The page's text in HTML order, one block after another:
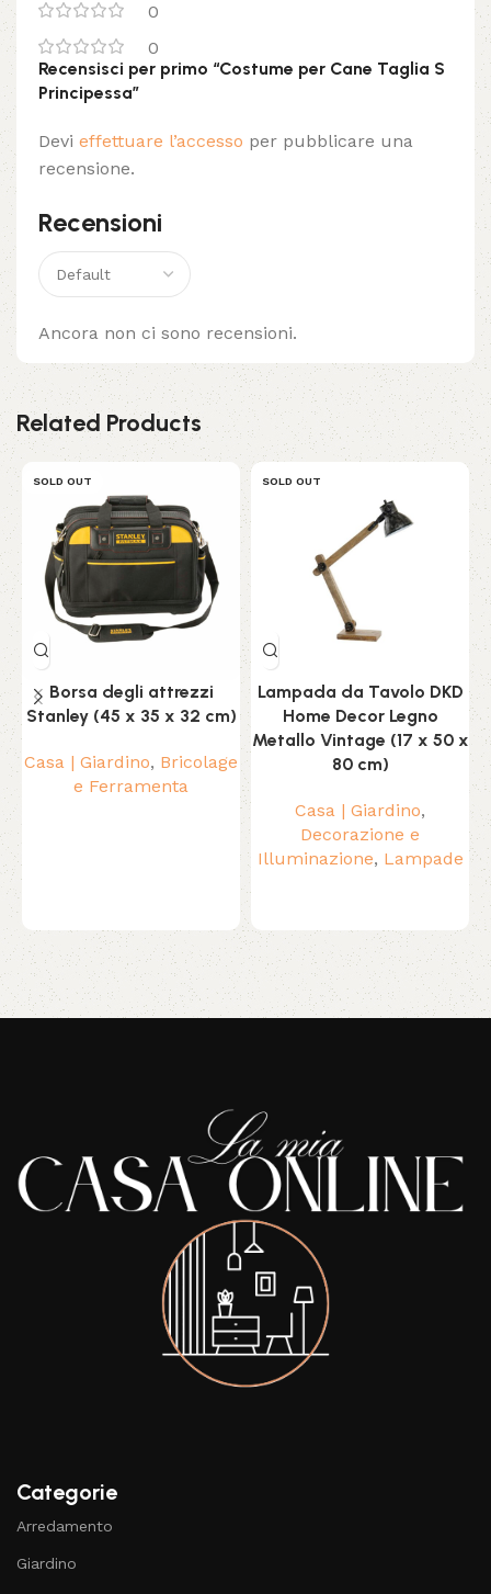
0
0
Recensioni
Ancora non ci sono recensioni.
Recensisci per primo “Costume per Cane Taglia S
Principessa”
Devi effettuare l’accesso per pubblicare una
recensione.
Related Products
SOLD OUT
Borsa degli attrezzi
Stanley (45 x 35 x 32 cm)
Casa | Giardino, Bricolage
e Ferramenta
SOLD OUT
Lampada da Tavolo DKD
Home Decor Legno
Metallo Vintage (17 x 50 x
80 cm)
Casa | Giardino,
Decorazione e
Illuminazione, Lampade
Read More
Categorie
Arredamento
Giardino